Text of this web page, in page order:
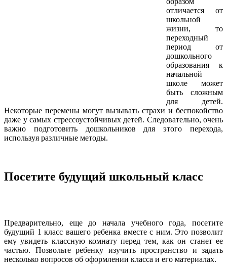
отличается от
школьной
жизни, то
переходный
период от
дошкольного
образования к
начальной
школе может
быть сложным
для детей.
Некоторые перемены могут вызывать страхи и беспокойство
даже у самых стрессоустойчивых детей. Следовательно, очень
важно подготовить дошкольников для этого перехода,
используя различные методы.
Посетите будущий школьный класс
Предварительно, еще до начала учебного года, посетите
будущий 1 класс вашего ребенка вместе с ним. Это позволит
ему увидеть классную комнату перед тем, как он станет ее
частью. Позвольте ребенку изучить пространство и задать
несколько вопросов об оформлении класса и его материалах.